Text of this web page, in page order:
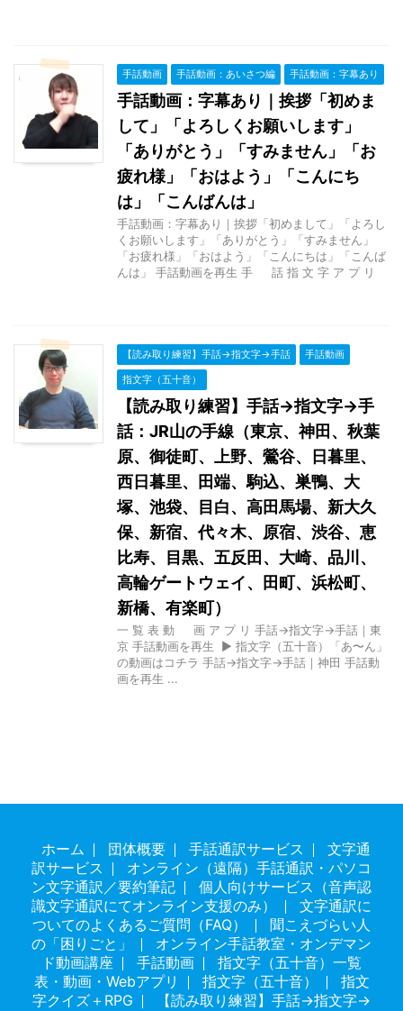
手話動画 手話動画：あいさつ編 手話動画：字幕あり
手話動画：字幕あり｜挨拶「初めま
して」「よろしくお願いします」
「ありがとう」「すみません」「お
疲れ様」「おはよう」「こんにち
は」「こんばんは」
手話動画：字幕あり｜挨拶「初めまして」「よろし
くお願いします」「ありがとう」「すみません」
「お疲れ様」「おはよう」「こんにちは」「こんば
んは」 手話動画を再生 手 話 指 文 字 ア プ リ
【読み取り練習】手話→指文字→手話
手話動画
指文字（五十音）
【読み取り練習】手話→指文字→手
話：JR山の手線（東京、神田、秋葉
原、御徒町、上野、鶯谷、日暮里、
西日暮里、田端、駒込、巣鴨、大
塚、池袋、目白、高田馬場、新大久
保、新宿、代々木、原宿、渋谷、恵
比寿、目黒、五反田、大崎、品川、
高輪ゲートウェイ、田町、浜松町、
新橋、有楽町）
一 覧 表 動 画 ア プ リ 手話→指文字→手話｜東
京 手話動画を再生 ▶ 指文字（五十音）「あ〜ん」
の動画はコチラ 手話→指文字→手話｜神田 手話動
画を再生 ...
ホーム 団体概要 手話通訳サービス
文字通
訳サービス
オンライン（遠隔）手話通訳・パソコ
ン文字通訳／要約筆記
個人向けサービス（音声認
識文字通訳にてオンライン支援のみ）
文字通訳に
ついてのよくあるご質問（FAQ）
聞こえづらい人
の「困りごと」
オンライン手話教室・オンデマン
ド動画講座
手話動画
指文字（五十音）一覧
表・動画・Webアプリ
指文字（五十音）
指文
字クイズ＋RPG
【読み取り練習】手話→指文字→